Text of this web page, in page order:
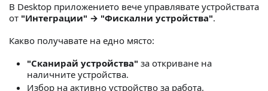
В Desktop приложението вече управлявате устройствата
от "Интеграции" → "Фискални устройства".
Какво получавате на едно място:
"Сканирай устройства" за откриване на
наличните устройства.
Избор на активно устройство за работа.